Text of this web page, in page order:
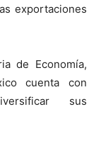
exportaciones
de Economía,
cuenta con
sus